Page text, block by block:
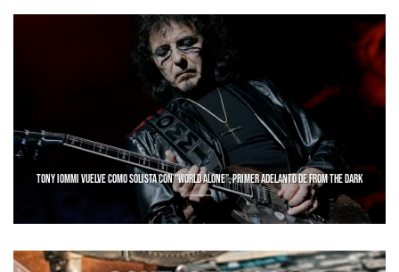
TONY IOMMI VUELVE COMO SOLISTA CON “WORLD ALONE”, PRIMER ADELANTO DE FROM THE DARK